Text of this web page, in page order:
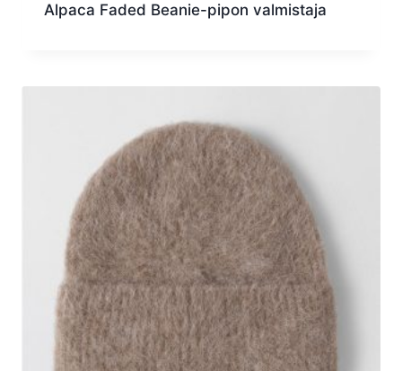
Alpaca Faded Beanie-pipon valmistaja